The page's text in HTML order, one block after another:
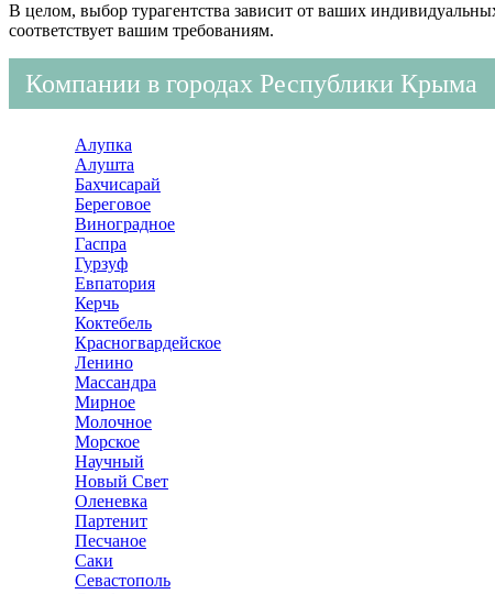
В целом, выбор турагентства зависит от ваших
соответствует вашим требованиям.
Компании в городах Республики Крыма
Алупка
Алушта
Бахчисарай
Береговое
Виноградное
Гаспра
Гурзуф
Евпатория
Керчь
Коктебель
Красногвардейское
Ленино
Массандра
Мирное
Молочное
Морское
Научный
Новый Свет
Оленевка
Партенит
Песчаное
Саки
Севастополь